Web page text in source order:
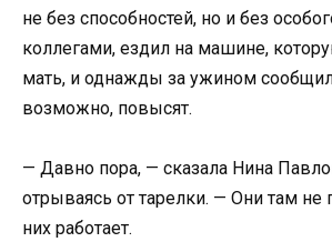
не без способностей, но и без
коллегами, ездил на машине,
мать, и однажды за ужином
возможно, повысят.
— Давно пора, — сказала Нина
отрываясь от тарелки. — Они там не
них работает.